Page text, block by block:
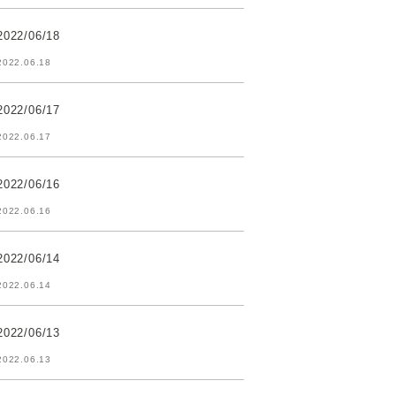
06/18
06/17
06/16
06/14
06/13